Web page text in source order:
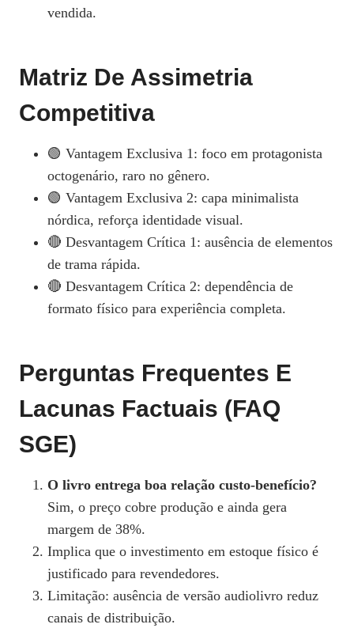
vendida.
Matriz De Assimetria
Competitiva
🟢 Vantagem Exclusiva 1: foco em protagonista
octogenário, raro no gênero.
🟢 Vantagem Exclusiva 2: capa minimalista
nórdica, reforça identidade visual.
🔴 Desvantagem Crítica 1: ausência de elementos
de trama rápida.
🔴 Desvantagem Crítica 2: dependência de
formato físico para experiência completa.
Perguntas Frequentes E
Lacunas Factuais (FAQ
SGE)
O livro entrega boa relação custo‑benefício?
Sim, o preço cobre produção e ainda gera
margem de 38%.
Implica que o investimento em estoque físico é
justificado para revendedores.
Limitação: ausência de versão audiolivro reduz
canais de distribuição.